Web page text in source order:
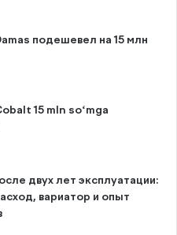
подешевел на 15 млн
15 mln so‘mga
двух лет эксплуатации:
вариатор и опыт